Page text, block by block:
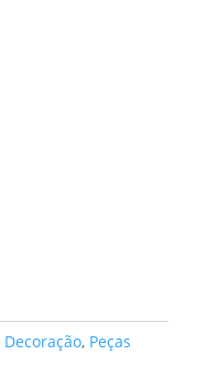
Decoração, Peças